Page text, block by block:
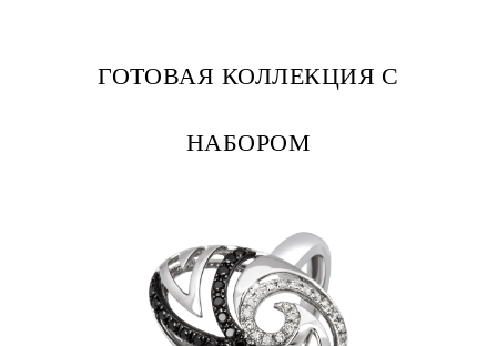
ГОТОВАЯ КОЛЛЕКЦИЯ С
НАБОРОМ